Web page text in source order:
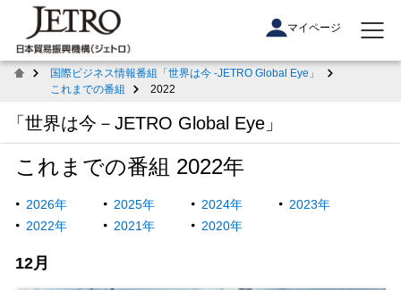
マイページ
国際ビジネス情報番組「世界は今 -JETRO Global Eye」
これまでの番組
2022
「世界は今－JETRO Global Eye」
これまでの番組 2022年
2026年 2025年 2024年
2023年
2022年
2021年 2020年
12月